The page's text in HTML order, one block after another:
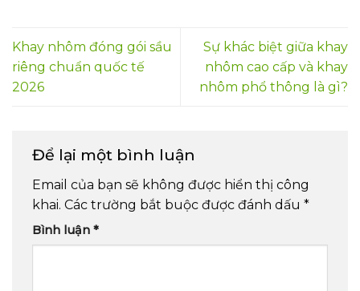
Khay nhôm đóng gói sầu
riêng chuẩn quốc tế
2026
Sự khác biệt giữa khay
nhôm cao cấp và khay
nhôm phổ thông là gì?
Để lại một bình luận
Email của bạn sẽ không được hiển thị công
khai. Các trường bắt buộc được đánh dấu *
Bình luận *